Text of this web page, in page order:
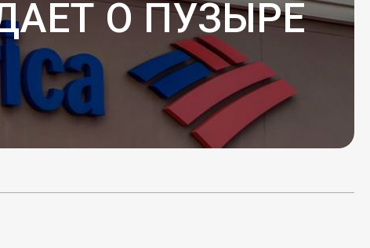
О ПУЗЫРЕ